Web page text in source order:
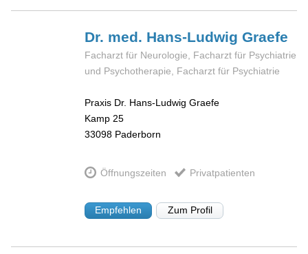
Dr. med. Hans-LudwigGraefe
Facharzt für Neurologie, Facharzt für Psychiatrie
und Psychotherapie, Facharzt für Psychiatrie
Praxis Dr. Hans-Ludwig Graefe
Kamp 25
33098 Paderborn
Öffnungszeiten Privatpatienten
Empfehlen Zum Profil